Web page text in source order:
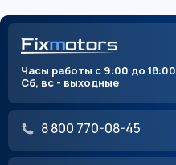
Часы работы с 9:00 до 18:00
Сб, вс - выходные
8 800 770-08-45